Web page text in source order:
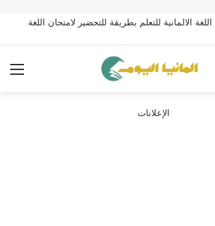
الالمانية للتعلم بطريقة للتحضير لامتحان اللغة
الإعلانات